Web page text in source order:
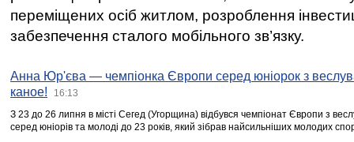
переміщених осіб житлом, розроблення
забезпечення сталого мобільного зв’язку.
Анна Юр'єва — чемпіонка Європи серед юніорок з
каное!
16:13
З 23 до 26 липня в місті Сегед (Угорщина) відбувся чемпіонат Європи з
серед юніорів та молоді до 23 років, який зібрав найсильніших молодих